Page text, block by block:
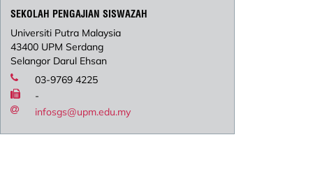
SEKOLAH PENGAJIAN SISWAZAH
Universiti Putra Malaysia
43400 UPM Serdang
Selangor Darul Ehsan
03-9769 4225
-
infosgs@upm.edu.my